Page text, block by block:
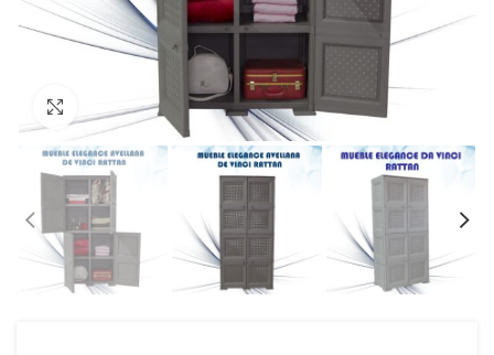
Clic para ampliar